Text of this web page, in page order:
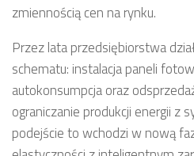
zmiennością cen na rynku.
Przez lata przedsiębiorstwa
schematu: instalacja paneli
autokonsumpcja oraz
ograniczanie produkcji energii z
podejście to wchodzi w nową